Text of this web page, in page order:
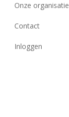
Onze organisatie
Contact
Inloggen